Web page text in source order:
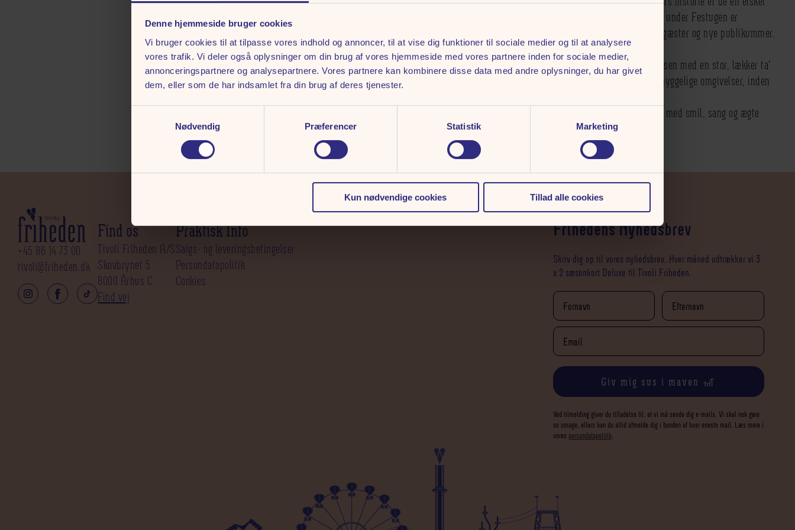
Denne hjemmeside bruger cookies
Vi bruger cookies til at tilpasse vores indhold og annoncer, til at vise dig funktioner til sociale medier og til at analysere
vores trafik. Vi deler også oplysninger om din brug af vores hjemmeside med vores partnere inden for sociale medier,
annonceringspartnere og analysepartnere. Vores partnere kan kombinere disse data med andre oplysninger, du har givet
dem, eller som de har indsamlet fra din brug af deres tjenester.
Nødvendig
Præferencer Statistik Marketing
Kun nødvendige cookies Tillad alle cookies
del af dansk underholdningstradition, og deres besøg i Aarhus under Festugen er
efterhånden blevet en fast og hyggelig tradition for både stamgæster og nye publikummer.
Dørene til Hermans åbnes kl. 12.00, hvor du kan starte oplevelsen med en stor, lækker ta’
selv-buffet. Hertil kan nydes vin, øl, vand, kaffe og kage i de hyggelige omgivelser, inden
Så sæt kryds i kalenderen og glæd dig til en eftermiddag fyldt med smil, sang og ægte
syngepigestemning – lige midt i Aarhus.
+45 86 14 73 00
tivoli@friheden.dk
Find os
Tivoli Friheden A/S
Skovbrynet 5
8000 Århus C
Find vej
Praktisk Info
Salgs- og leveringsbetingelser
Persondatapolitik
Cookies
Frihedens Nyhedsbrev
Skriv dig op til vores nyhedsbrev. Hver måned udtrækker vi 3
x 2 sæsonkort Deluxe til Tivoli Friheden.
Giv mig sus i maven 🎢
Ved tilmelding giver du tilladelse til, at vi må sende dig e-mails. Vi skal nok gøre
os umage, ellers kan du altid afmelde dig i bunden af hver eneste mail. Læs mere i
vores persondatapolitik.